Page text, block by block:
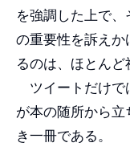
を強調した上で
の重要性を訴え
るのは、ほとんど
ツイートだけで
が本の随所から
き一冊である。